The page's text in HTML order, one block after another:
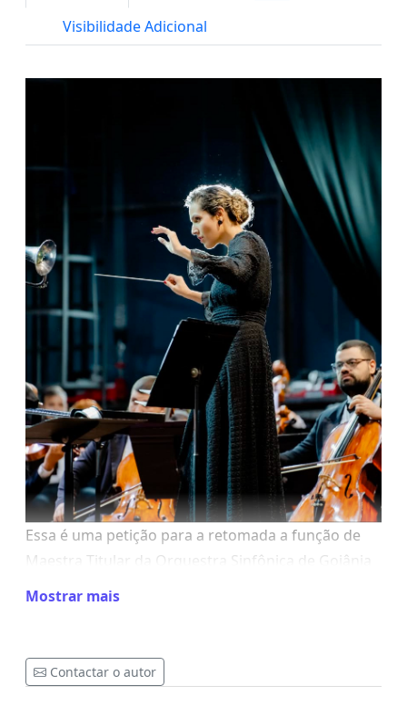
Visibilidade Adicional
Essa é uma petição para a retomada a função de
Maestra Titular da Orquestra Sinfônica de Goiânia
à Katarine Araújo que tem feito um exímio trabalho
promover acessibilidade a cultura do povo
goianiense. Infelizmente foi exonerada de sua
Mostrar mais
Contactar o autor